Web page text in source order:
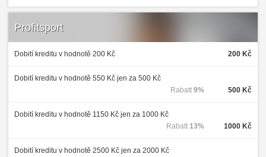
Profitsport
Dobití kreditu v hodnotě 200 Kč 200 Kč
Dobití kreditu v hodnotě 550 Kč jen za 500 Kč
500 Kč
Rabatt 9%
Dobití kreditu v hodnotě 1150 Kč jen za 1000 Kč
1000 Kč
Rabatt 13%
Dobití kreditu v hodnotě 2500 Kč jen za 2000 Kč